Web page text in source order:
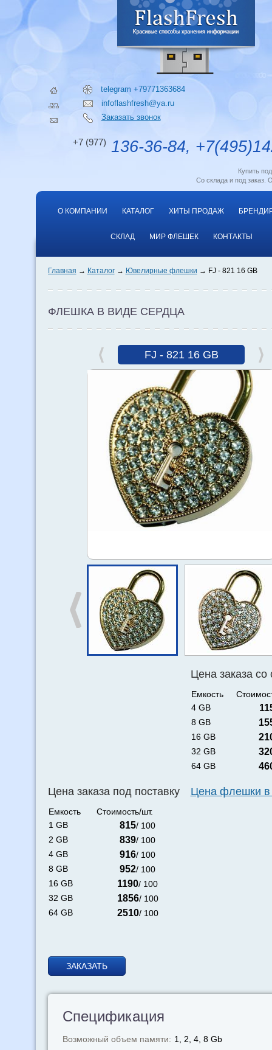
telegram +79771363684
infoflashfresh@ya.ru
Заказать звонок
+7 (977) 136-36-84,
Купить
Со склада и под заказ.
О КОМПАНИИ КАТАЛОГ ХИТЫ ПРОДАЖ
СКЛАД МИР ФЛЕШЕК КОНТАКТЫ
Главная Каталог Ювелирные флешки FJ - 821 16 GB
ФЛЕШКА В ВИДЕ СЕРДЦА
FJ - 821 16 GB
Цена заказа под поставку
Емкость
Стоимость/шт.
1 GB
815/ 100
2 GB
839/ 100
4 GB
916/ 100
8 GB
952/ 100
16 GB
1190/ 100
32 GB
1856/ 100
64 GB
2510/ 100
Цена заказа со
Емкость
4 GB
8 GB
16 GB
32 GB
64 GB
Цена флешки в
ЗАКАЗАТЬ
Спецификация
Возможный объем памяти: 1, 2, 4, 8 Gb